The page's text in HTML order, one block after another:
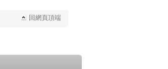
回網頁頂端